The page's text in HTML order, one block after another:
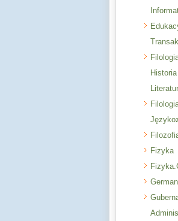
Fizyka